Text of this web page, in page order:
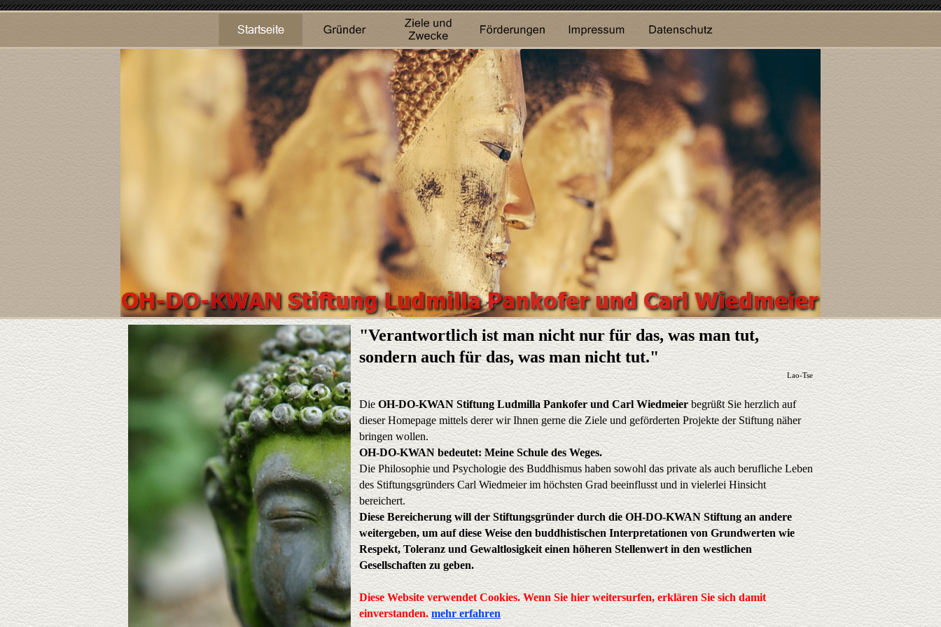
"Verantwortlich ist man nicht nur für das, was man tut,
sondern auch für das, was man nicht tut."
Lao-Tse
DieOH-DO-KWAN Stiftung Ludmilla Pankofer und Carl Wiedmeierbegrüßt Sie herzlich auf
dieser Homepage mittels derer wir Ihnen gerne die Ziele und geförderten Projekte der Stiftung näher
bringen wollen.
OH-DO-KWAN bedeutet: Meine Schule des Weges.
Die Philosophie und Psychologie des Buddhismus haben sowohl das private als auch berufliche Leben
des Stiftungsgründers Carl Wiedmeier im höchsten Grad beeinflusst und in vielerlei Hinsicht
bereichert.
Diese Bereicherung will der Stiftungsgründer durch die OH-DO-KWAN Stiftung an andere
weitergeben, um auf diese Weise den buddhistischen Interpretationen von Grundwerten wie
Respekt, Toleranz und Gewaltlosigkeit einen höheren Stellenwert in den westlichen
Gesellschaften zu geben.
Diese Website verwendet Cookies. Wenn Sie hier weitersurfen, erklären Sie sich damit
einverstanden.mehr erfahren